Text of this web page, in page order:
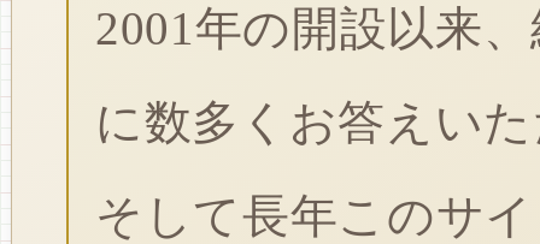
2001年の開設以来
に数多くお答えい
そして長年このサ